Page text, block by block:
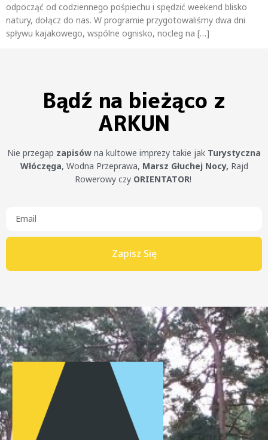
odpocząć od codziennego pośpiechu i spędzić weekend blisko
natury, dołącz do nas. W programie przygotowaliśmy dwa dni
spływu kajakowego, wspólne ognisko, nocleg na […]
Bądź na bieżąco z
ARKUN
Nie przegap zapisów na kultowe imprezy takie jak Turystyczna
Włóczęga, Wodna Przeprawa, Marsz Głuchej Nocy, Rajd
Rowerowy czy ORIENTATOR!
Zapisz Się